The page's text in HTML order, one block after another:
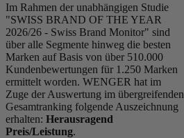
Im Rahmen der unabhängigen Studie
"SWISS BRAND OF THE YEAR
2026/26 - Swiss Brand Monitor" sind
über alle Segmente hinweg die besten
Marken auf Basis von über 510.000
Kundenbewertungen für 1.250 Marken
ermittelt worden. WENGER hat im
Zuge der Auswertung im übergreifenden
Gesamtranking folgende Auszeichnung
erhalten: Herausragend
Preis/Leistung.